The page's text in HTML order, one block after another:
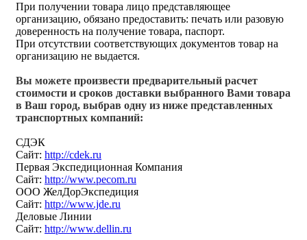
При получении товара лицо представляющее
организацию, обязано предоставить: печать или разовую
доверенность на получение товара, паспорт.
При отсутствии соответствующих документов товар на
организацию не выдается.
Вы можете произвести предварительный расчет
стоимости и сроков доставки выбранного Вами товара
в Ваш город, выбрав одну из ниже представленных
транспортных компаний:
СДЭК
Сайт: http://cdek.ru
Первая Экспедиционная Компания
Сайт: http://www.pecom.ru
ООО ЖелДорЭкспедиция
Сайт: http://www.jde.ru
Деловые Линии
Сайт: http://www.dellin.ru